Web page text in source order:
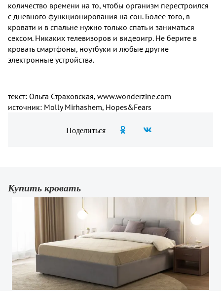
количество времени на то, чтобы организм перестроился
с дневного функционирования на сон. Более того, в
кровати и в спальне нужно только спать и заниматься
сексом. Никаких телевизоров и видеоигр. Не берите в
кровать смартфоны, ноутбуки и любые другие
электронные устройства.
текст: Ольга Страховская, www.wonderzine.com
источник: Molly Mirhashem, Hopes&Fears
Поделиться
Купить кровать